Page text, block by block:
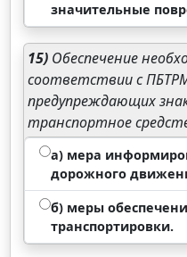
значительные
15) Обеспечение
соответствии с
предупреждающих
транспортное
а) мера
дорожного
б) меры
транспортировки.